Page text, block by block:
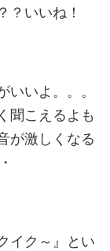
？いいね！
いよ。。。
聞こえるよも
が激しくなる
イク～』とい